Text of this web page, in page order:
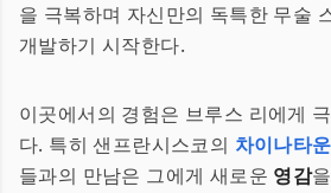
을 극복하며 자신만의 독특한 무술
개발하기 시작한다.
이곳에서의 경험은 브루스 리에게
다. 특히 샌프란시스코의 차이나타운
들과의 만남은 그에게 새로운 영감